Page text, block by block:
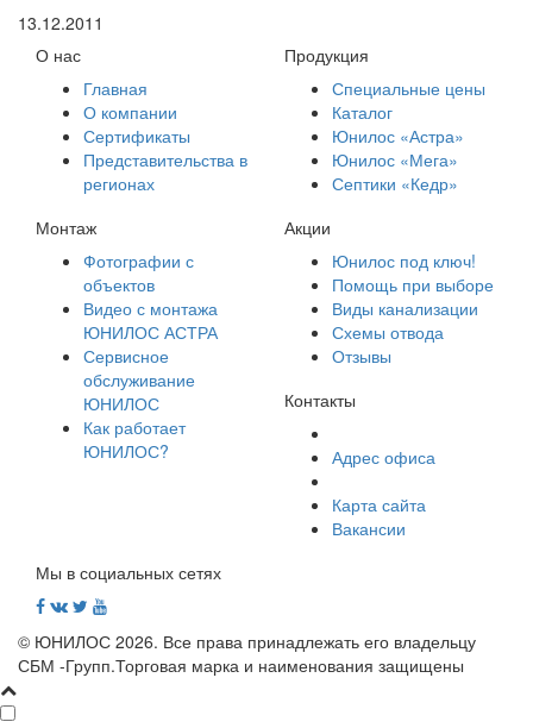
13.12.2011
О нас
Главная
О компании
Сертификаты
Представительства в
регионах
Продукция
Специальные цены
Каталог
Юнилос «Астра»
Юнилос «Мега»
Септики «Кедр»
Монтаж
Фотографии с
объектов
Видео с монтажа
ЮНИЛОС АСТРА
Сервисное
обслуживание
ЮНИЛОС
Как работает
ЮНИЛОС?
Акции
Юнилос под ключ!
Помощь при выборе
Виды канализации
Схемы отвода
Отзывы
Контакты
Адрес офиса
Карта сайта
Вакансии
Мы в социальных сетях
© ЮНИЛОС 2026. Все права принадлежать его владельцу
СБМ -Групп.Торговая марка и наименования защищены